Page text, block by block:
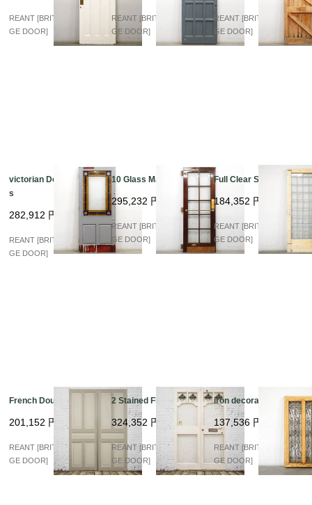
REANT [BRITISH VINTA
GE DOOR]
REANT [BRITISH VINTA
GE DOOR]
REANT [BRITISH VINTA
GE DOOR]
victorian Double Glas
s
282,912 円
REANT [BRITISH VINTA
GE DOOR]
10 Glass Mahogany
295,232 円
REANT [BRITISH VINTA
GE DOOR]
Full Clear Stained
184,352 円
REANT [BRITISH VINTA
GE DOOR]
French Double Panel
201,152 円
REANT [BRITISH VINTA
GE DOOR]
2 Stained Flont
324,352 円
REANT [BRITISH VINTA
GE DOOR]
iron decoration
137,536 円
REANT [BRITISH VINTA
GE DOOR]